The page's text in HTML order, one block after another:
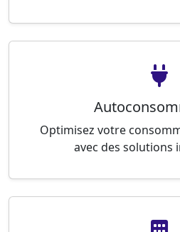
Optimisez votre
avec des solutions